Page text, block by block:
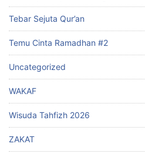
Tebar Sejuta Qur’an
Temu Cinta Ramadhan #2
Uncategorized
WAKAF
Wisuda Tahfizh 2026
ZAKAT